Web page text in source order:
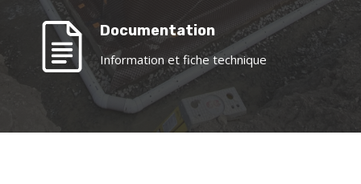
Documentation
Information et fiche technique